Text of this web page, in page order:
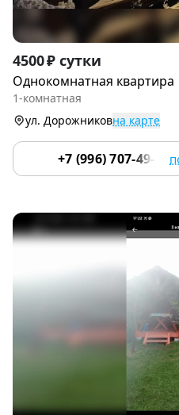
Item
1
of
4500 ₽ сутки
Однокомнатная квартира
1-комнатная
ул. Дорожниковна карте
+7 (996) 707-49-34